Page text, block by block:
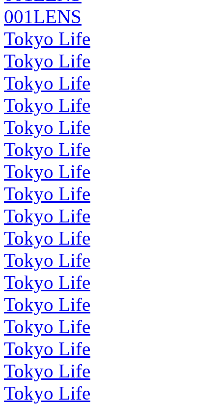
001LENS
Tokyo Life
Tokyo Life
Tokyo Life
Tokyo Life
Tokyo Life
Tokyo Life
Tokyo Life
Tokyo Life
Tokyo Life
Tokyo Life
Tokyo Life
Tokyo Life
Tokyo Life
Tokyo Life
Tokyo Life
Tokyo Life
Tokyo Life